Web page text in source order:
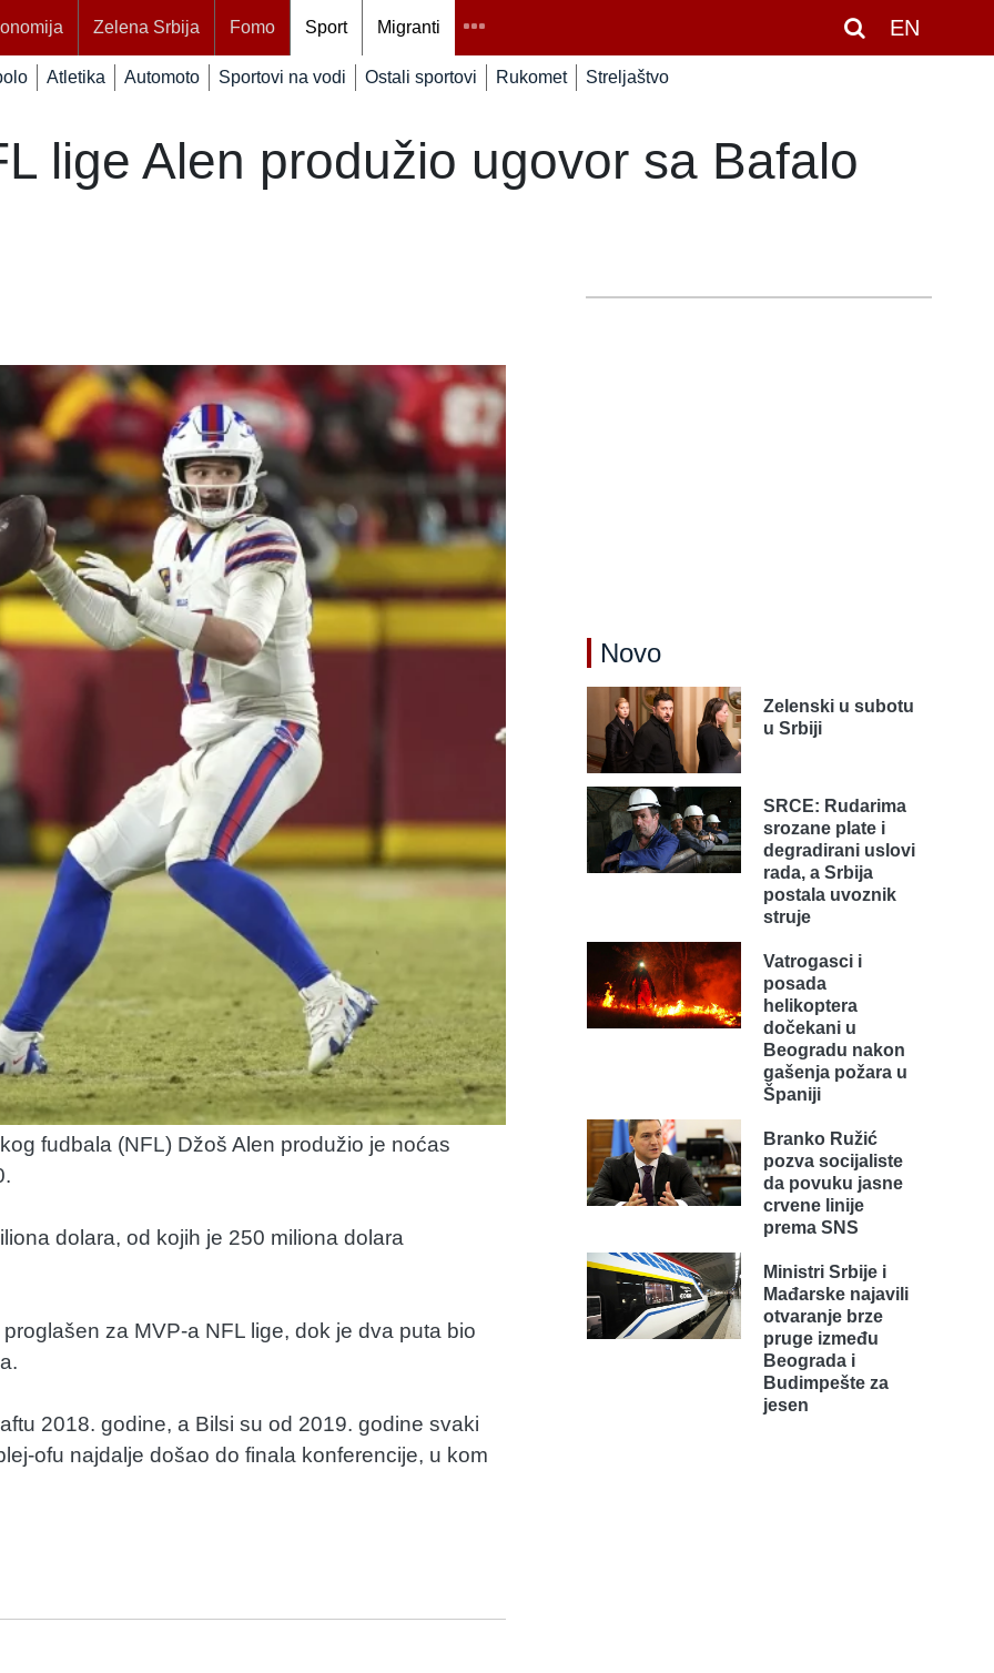
EN
Zelena Srbija Fomo Sport Migranti
Atletika Automoto Sportovi na vodi Ostali sportovi Rukomet Streljaštvo
lige Alen produžio ugovor sa Bafalo
fudbala (NFL) Džoš Alen produžio je noćas
dolara, od kojih je 250 miliona dolara
za MVP-a NFL lige, dok je dva puta bio
2018. godine, a Bilsi su od 2019. godine svaki
ofu najdalje došao do finala konferencije, u kom
Novo
Zelenski u subotu
u Srbiji
SRCE: Rudarima
srozane plate i
degradirani uslovi
rada, a Srbija
postala uvoznik
struje
Vatrogasci i
posada
helikoptera
dočekani u
Beogradu nakon
gašenja požara u
Španiji
Branko Ružić
pozva socijaliste
da povuku jasne
crvene linije
prema SNS
Ministri Srbije i
Mađarske najavili
otvaranje brze
pruge između
Beograda i
Budimpešte za
jesen